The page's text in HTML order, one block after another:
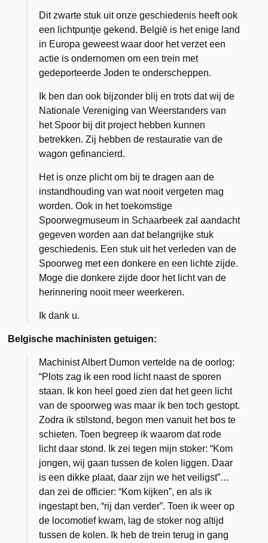
Dit zwarte stuk uit onze geschiedenis heeft ook
een lichtpuntje gekend. België is het enige land
in Europa geweest waar door het verzet een
actie is ondernomen om een trein met
gedeporteerde Joden te onderscheppen.
Ik ben dan ook bijzonder blij en trots dat wij de
Nationale Vereniging van Weerstanders van
het Spoor bij dit project hebben kunnen
betrekken. Zij hebben de restauratie van de
wagon gefinancierd.
Het is onze plicht om bij te dragen aan de
instandhouding van wat nooit vergeten mag
worden. Ook in het toekomstige
Spoorwegmuseum in Schaarbeek zal aandacht
gegeven worden aan dat belangrijke stuk
geschiedenis. Een stuk uit het verleden van de
Spoorweg met een donkere en een lichte zijde.
Moge die donkere zijde door het licht van de
herinnering nooit meer weerkeren.
Ik dank u.
Belgische machinisten getuigen:
Machinist Albert Dumon vertelde na de oorlog:
“Plots zag ik een rood licht naast de sporen
staan. Ik kon heel goed zien dat het geen licht
van de spoorweg was maar ik ben toch gestopt.
Zodra ik stilstond, begon men vanuit het bos te
schieten. Toen begreep ik waarom dat rode
licht daar stond. Ik zei tegen mijn stoker: “Kom
jongen, wij gaan tussen de kolen liggen. Daar
is een dikke plaat, daar zijn we het veiligst”…
dan zei de officier: “Kom kijken”, en als ik
ingestapt ben, “rij dan verder”. Toen ik weer op
de locomotief kwam, lag de stoker nog altijd
tussen de kolen. Ik heb de trein terug in gang